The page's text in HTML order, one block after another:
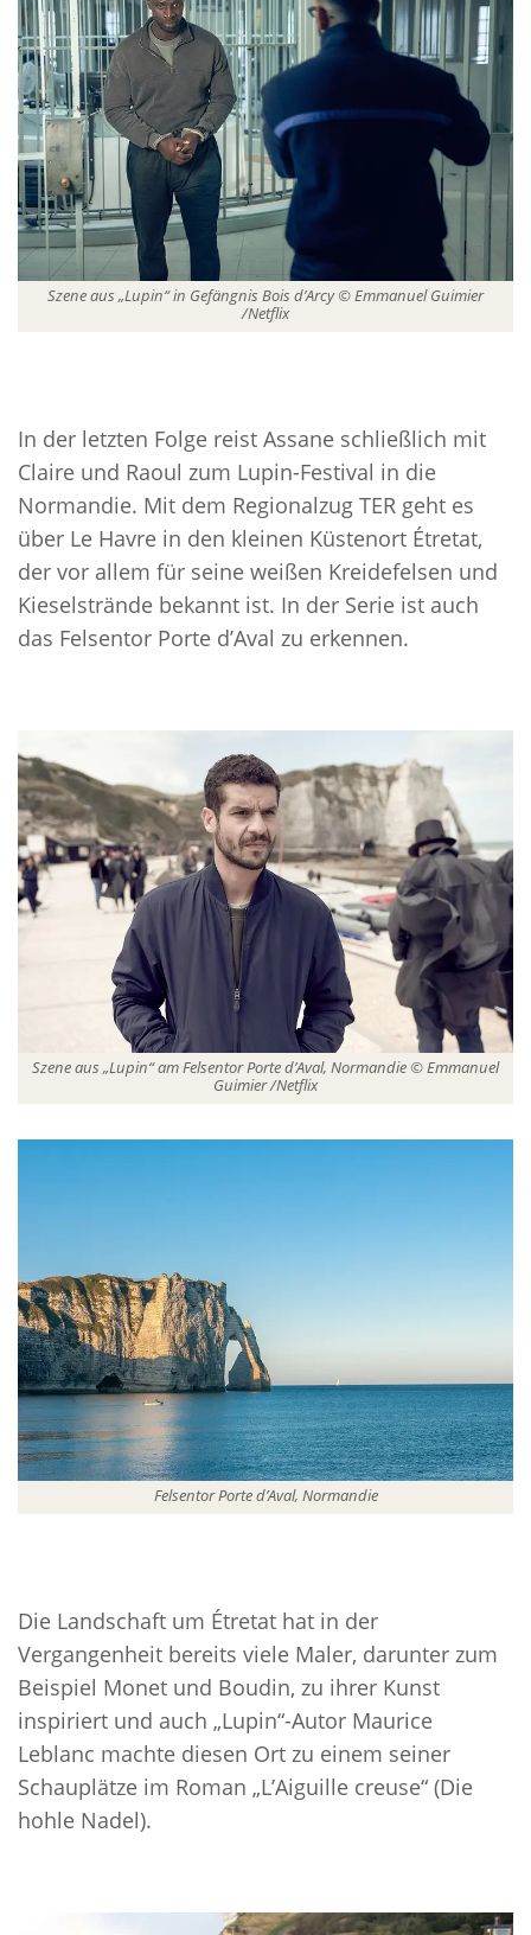
Szene aus „Lupin“ in Gefängnis Bois d’Arcy © Emmanuel Guimier
/Netflix
In der letzten Folge reist Assane schließlich mit
Claire und Raoul zum Lupin-Festival in die
Normandie. Mit dem Regionalzug TER geht es
über Le Havre in den kleinen Küstenort Étretat,
der vor allem für seine weißen Kreidefelsen und
Kieselstrände bekannt ist. In der Serie ist auch
das Felsentor Porte d’Aval zu erkennen.
Szene aus „Lupin“ am Felsentor Porte d’Aval, Normandie © Emmanuel
Guimier /Netflix
Felsentor Porte d’Aval, Normandie
Die Landschaft um Étretat hat in der
Vergangenheit bereits viele Maler, darunter zum
Beispiel Monet und Boudin, zu ihrer Kunst
inspiriert und auch „Lupin“-Autor Maurice
Leblanc machte diesen Ort zu einem seiner
Schauplätze im Roman „L’Aiguille creuse“ (Die
hohle Nadel).